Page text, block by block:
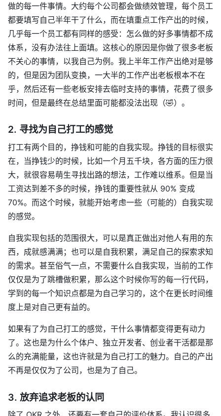
做的每一件事情。大约每个公司都会做绩效管理，每个员工
都要填写自己半年干了什么，而在填重点工作产出的时候，
几乎每一个员工都有同样的感受：怎么做的好多事情都不成
体系，没有办法往上面填。这核心的原因是你做了很多老板
不关心的事情，以我自己为例。我上半年工作产出绝对是够
的，但是因为团队变换，一大半的工作产出老板根本不在
乎，然后还有一些老板安排去临时支持的事情，花费了很多
时间，但是最终在总结里面可能都没法出现（🤣）。
2. 寻找为自己打工的感觉
打工有两个目的，挣钱和可能的自我实现。挣钱的目标很实
在，当挣钱少的时候，比如一个月五千块，各方面的压力很
大，就很容易萌生寻找出路的想法，工作难以维系。但是当
工资达到差不多的时候，挣钱的重要性就从 90% 变成
70%。而这个时候，就能开始考虑一些（可能的）自我实现
的感觉。
自我实现包括的范围很大，可以是真正做出对他人有用的东
西，成就感满满；也可以是自我积累，满足自己的探索求知
的需求。甚至俗气一点，不需要什么自我实现，当前的工作
仅仅是为了跳槽做积累，那么这个时候你写的每一行代码，
学到的每一个知识点都是为自己学习的，这个在更长时间维
度上是对自己更有益的。
如果有了为自己打工的感觉，干什么事情都变得更有动力
了。这也是为什么个体户、独立开发者、创业者干活都是那
么的充满能量，这也许就是为自己打工的魅力。自己的产出
不再是仅仅为了公司，也是为了自己。
3. 放弃追求老板的认同